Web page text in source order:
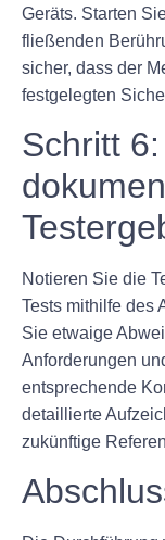
Geräts. Starten
fließenden
sicher, dass der
festgelegten
Schritt
Notieren Sie die
Tests mithilfe des
Sie etwaige
Anforderungen
entsprechende
detaillierte
zukünftige